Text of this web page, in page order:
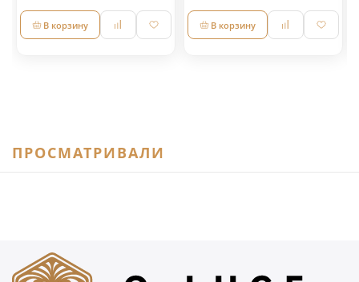
В корзину В корзину
ПРОСМАТРИВАЛИ